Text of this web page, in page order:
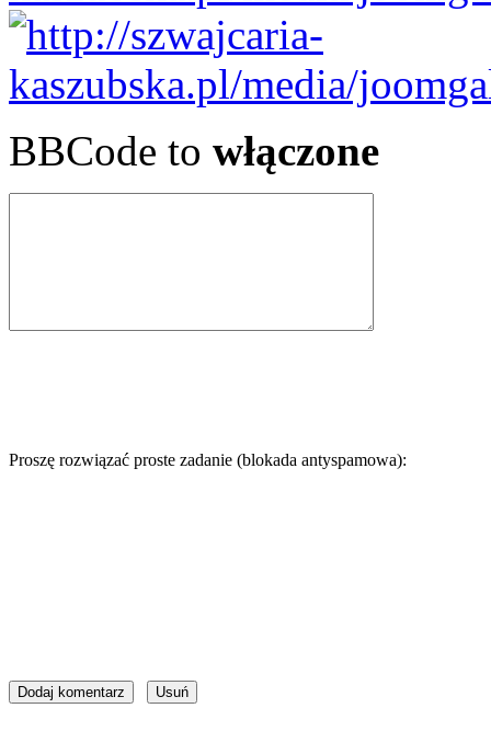
BBCode to włączone
Proszę rozwiązać proste zadanie (blokada antyspamowa):